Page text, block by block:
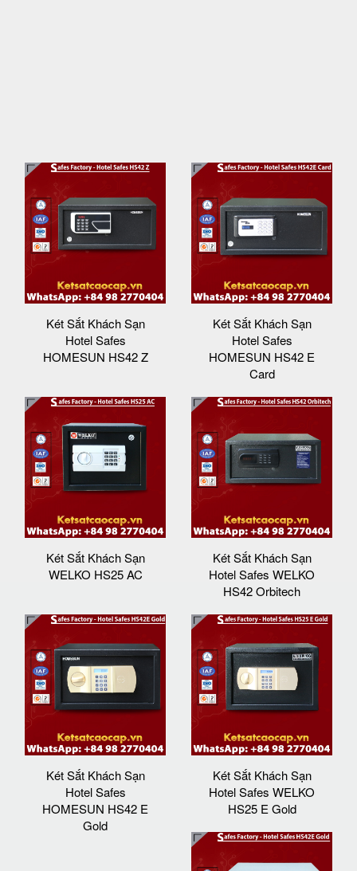
Két Sắt Khách Sạn
Hotel Safes
HOMESUN HS42 Z
Két Sắt Khách Sạn
Hotel Safes
HOMESUN HS42 E
Card
Két Sắt Khách Sạn
WELKO HS25 AC
Két Sắt Khách Sạn
Hotel Safes WELKO
HS42 Orbitech
Két Sắt Khách Sạn
Hotel Safes
HOMESUN HS42 E
Gold
Két Sắt Khách Sạn
Hotel Safes WELKO
HS25 E Gold